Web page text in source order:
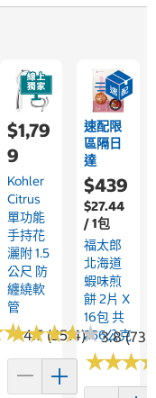
★
★4.7 (2514)
$1,79
9
Kohler
Citrus
單功能
手持花
灑附 1.5
公尺 防
纏繞軟
管
★★★★★
★★★★★3.8 (73)
速配限
區隔日
達
$439
$27.44
/ 1包
福太郎
北海道
蝦味煎
餅 2片 X
16包 共
256公克
★★★
★★★